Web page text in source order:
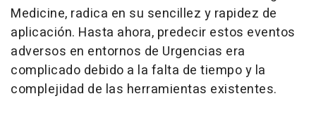
Medicine, radica en su sencillez y rapidez de
aplicación. Hasta ahora, predecir estos eventos
adversos en entornos de Urgencias era
complicado debido a la falta de tiempo y la
complejidad de las herramientas existentes.